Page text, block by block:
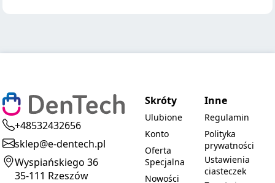
+48532432656
sklep@e-dentech.pl
Wyspiańskiego 36
35-111 Rzeszów
Skróty
Ulubione
Konto
Oferta
Specjalna
Nowości
Inne
Regulamin
Polityka
prywatności
Ustawienia
ciasteczek